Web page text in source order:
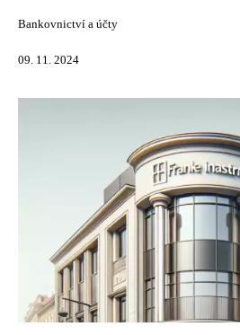
Bankovnictví a účty
09. 11. 2024